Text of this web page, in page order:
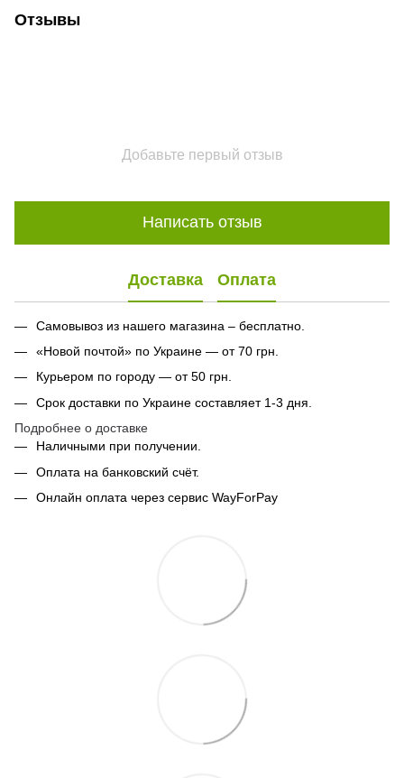
Отзывы
Добавьте первый отзыв
Написать отзыв
Доставка Оплата
Самовывоз из нашего магазина – бесплатно.
«Новой почтой» по Украине — от 70 грн.
Курьером по городу — от 50 грн.
Срок доставки по Украине составляет 1-3 дня.
Подробнее о доставке
Наличными при получении.
Оплата на банковский счёт.
Онлайн оплата через сервис WayForPay